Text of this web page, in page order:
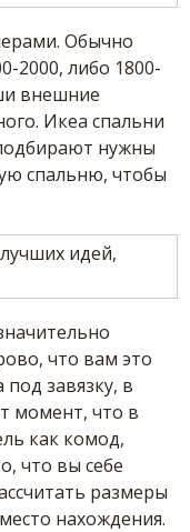
Обычно
2000, либо 1800-
внешние
Икеа спальни
нужны
спальню, чтобы
что вам это
завязку, в
момент, что в
как комод,
что вы себе
размеры
нахождения.